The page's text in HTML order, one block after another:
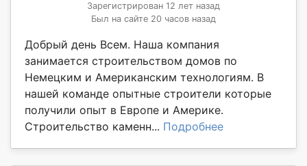
Зарегистрирован 12 лет назад
Был на сайте 20 часов назад
Добрый день Всем. Наша компания
занимается строительством домов по
Немецким и Американским технологиям. В
нашей команде опытные строители которые
получили опыт в Европе и Америке.
Строительство каменн... Подробнее